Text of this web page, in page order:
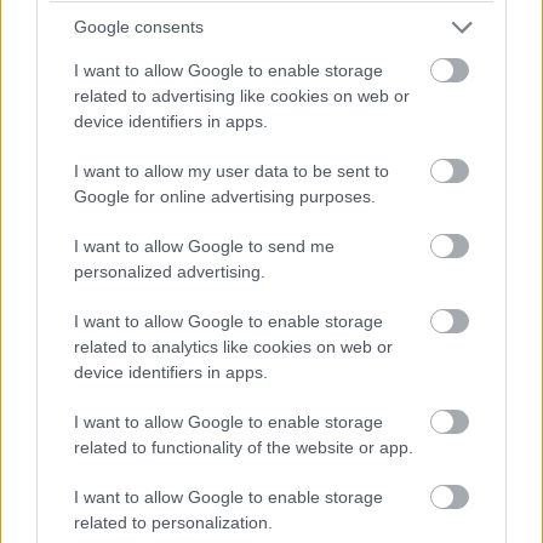
Google consents
I want to allow Google to enable storage
related to advertising like cookies on web or
device identifiers in apps.
I want to allow my user data to be sent to
Google for online advertising purposes.
I want to allow Google to send me
personalized advertising.
I want to allow Google to enable storage
related to analytics like cookies on web or
device identifiers in apps.
I want to allow Google to enable storage
related to functionality of the website or app.
I want to allow Google to enable storage
related to personalization.
showrunnerje és a sorozat ötletgazdája), aki
vendégíróként lesz jelen az utolsó szezonban, az
évadnyitó részben már segédkezett, és az évadzárót
már közösen fogja írni Julie Pleckel.
időhúzások és töltelék részek, minden egyes részlet
számítani fog a legvégén. Ezenkívül minden rész címe
egy sor lesz az első évadból.
- Damon és Enzo egyaránt egy laza, nyugodt,
összeszedett, szuper vicces és sötét karakter, akik eddig
úgy éltek, ahogy nekik tetszett. Most, hogy
megfosztották őket a szabad akaratuktól és egy idegen
entitás parancsait kell követniük, olyan dolgokat kell
megtenniük, amiket egyáltalán nem akarnak. Folyamatos
különös helyzetnek minden árnyoldalát.